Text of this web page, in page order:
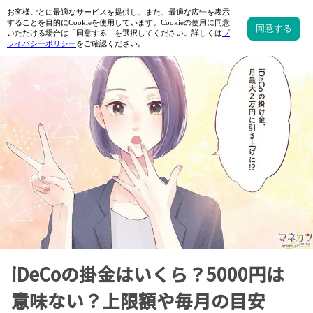
iDeCoの掛金はいくら？5000円は
意味ない？上限額や毎月の目安